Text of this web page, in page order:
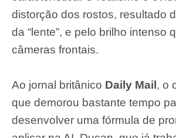
distorção dos rostos, resultado
da “lente”, e pelo brilho intenso
câmeras frontais.
Ao jornal britânico Daily Mail , o
que demorou bastante tempo
desenvolver uma fórmula de